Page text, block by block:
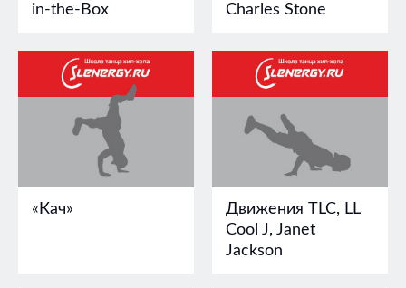
in-the-Box
Charles Stone
«Кач»
Движения TLC, LL
Cool J, Janet
Jackson